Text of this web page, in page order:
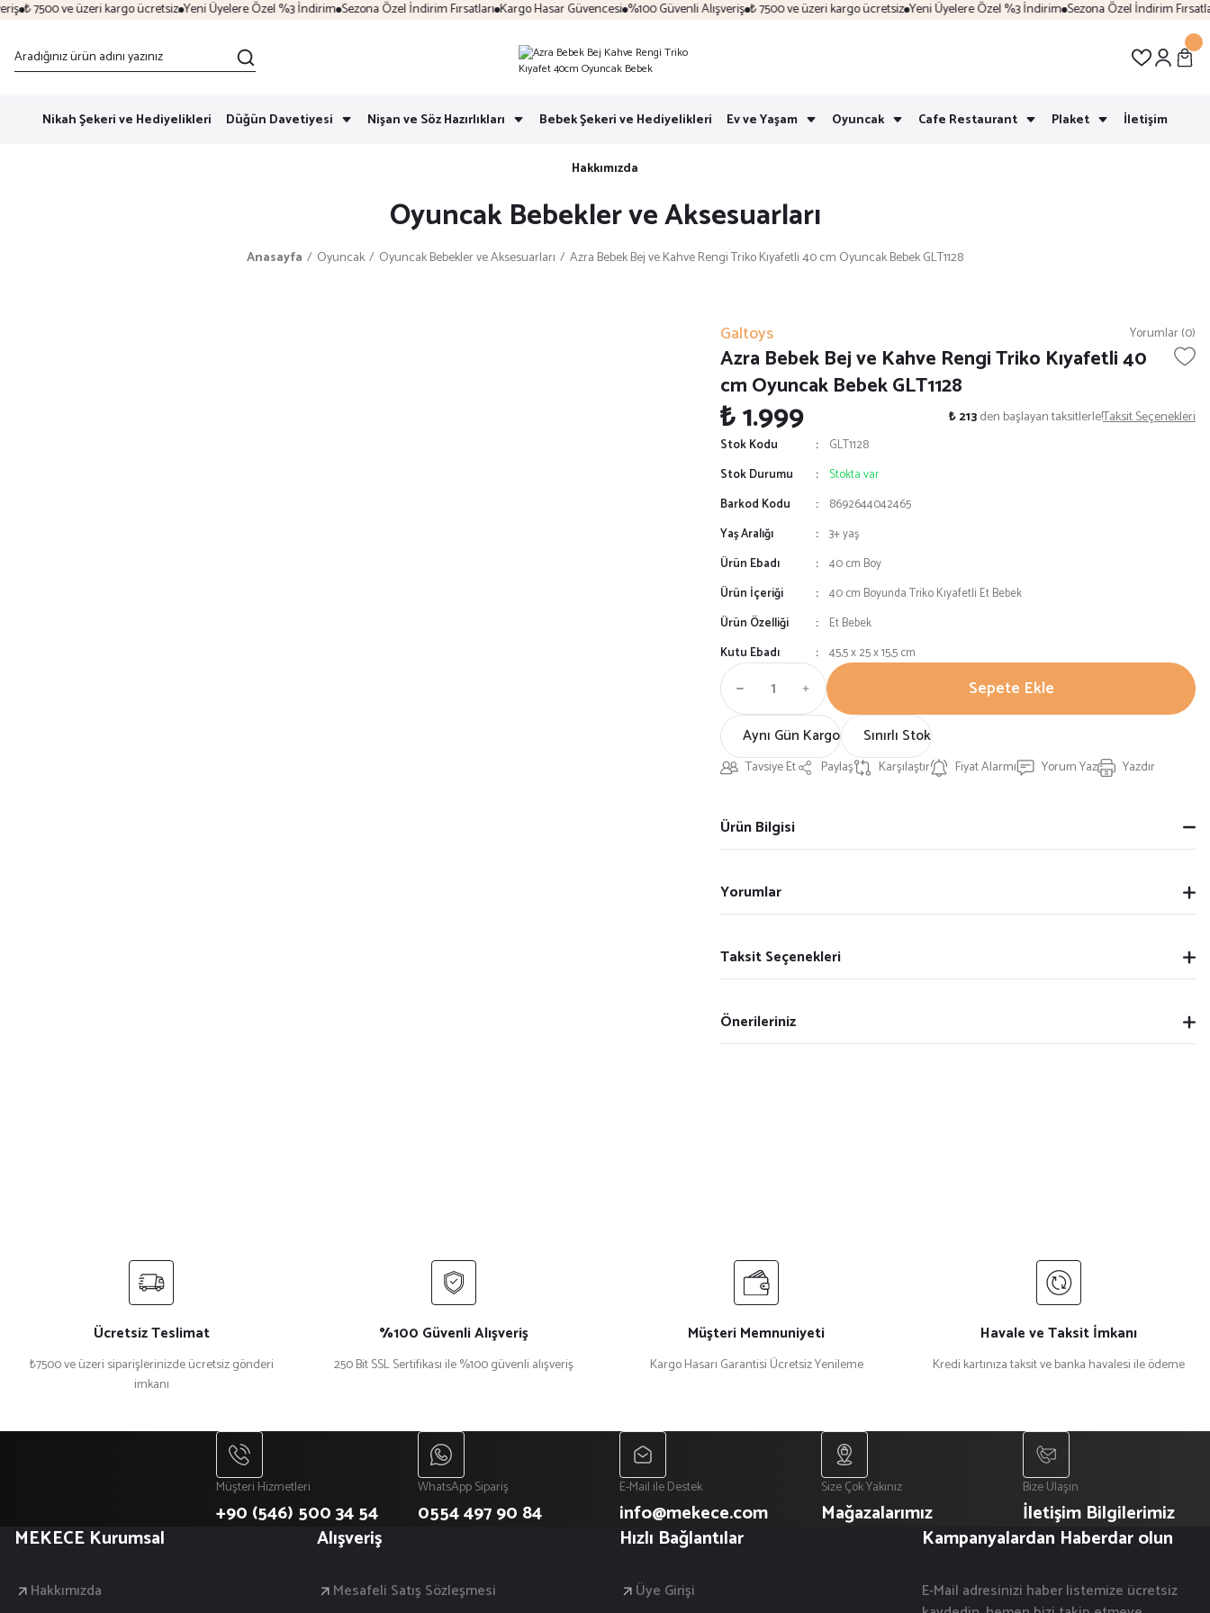
₺ 7500 ve üzeri kargo ücretsiz Yeni Üyelere Özel %3 İndirim Sezona Özel İndirim Fırsatları Kargo Hasar Güvencesi %100 Güvenli Alışveriş ₺ 7500 ve üzeri kargo ücretsiz Yeni Üyelere Özel %3 İndirim Sezona Özel İndirim Fırsatları
Nikah Şekeri ve Hediyelikleri Düğün Davetiyesi Nişan ve Söz Hazırlıkları Bebek Şekeri ve Hediyelikleri Ev ve Yaşam Oyuncak Cafe Restaurant Plaket İletişim
Hakkımızda
Oyuncak Bebekler ve Aksesuarları
Anasayfa Oyuncak Oyuncak Bebekler ve Aksesuarları Azra Bebek Bej ve Kahve Rengi Triko Kıyafetli 40 cm Oyuncak Bebek GLT1128
Galtoys Yorumlar (0)
Azra Bebek Bej ve Kahve Rengi Triko Kıyafetli 40
cm Oyuncak Bebek GLT1128
₺ 1.999 ₺ 213den başlayan taksitlerle!Taksit Seçenekleri
Stok Kodu
GLT1128
Stok Durumu
Stokta var
Barkod Kodu
8692644042465
Yaş Aralığı
3+ yaş
Ürün Ebadı
40 cm Boy
Ürün İçeriği
40 cm Boyunda Triko Kıyafetli Et Bebek
Ürün Özelliği
Et Bebek
Kutu Ebadı
45,5 x 25 x 15,5 cm
Sepete Ekle
Aynı Gün Kargo Sınırlı Stok
Tavsiye Et Paylaş Karşılaştır Fiyat Alarmı Yorum Yaz Yazdır
Ürün Bilgisi
Yorumlar
Taksit Seçenekleri
Önerileriniz
Ücretsiz Teslimat
₺7500 ve üzeri siparişlerinizde ücretsiz gönderi
imkanı
%100 Güvenli Alışveriş
250 Bit SSL Sertifikası ile %100 güvenli alışveriş
Müşteri Memnuniyeti
Kargo Hasarı Garantisi Ücretsiz Yenileme
Havale ve Taksit İmkanı
Kredi kartınıza taksit ve banka havalesi ile ödeme
Müşteri Hizmetleri
+90 (546) 500 34 54
WhatsApp Sipariş
0554 497 90 84
E-Mail ile Destek
info@mekece.com
Size Çok Yakınız
Mağazalarımız
Bize Ulaşın
İletişim Bilgilerimiz
MEKECE Kurumsal
Hakkımızda
Alışveriş
Mesafeli Satış Sözleşmesi
Hızlı Bağlantılar
Üye Girişi
Kampanyalardan Haberdar olun
E-Mail adresinizi haber listemize ücretsiz